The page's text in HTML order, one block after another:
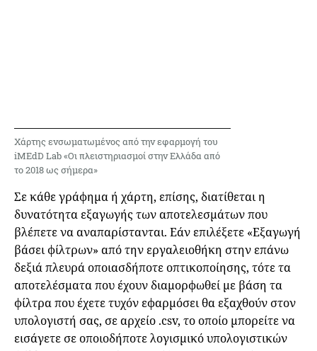
Χάρτης ενσωματωμένος από την εφαρμογή του
iMEdD Lab «Oι πλειστηριασμοί στην Ελλάδα από
το 2018 ως σήμερα»
Σε κάθε γράφημα ή χάρτη, επίσης, διατίθεται η
δυνατότητα εξαγωγής των αποτελεσμάτων που
βλέπετε να αναπαρίστανται. Εάν επιλέξετε «Εξαγωγή
βάσει φίλτρων» από την εργαλειοθήκη στην επάνω
δεξιά πλευρά οποιασδήποτε οπτικοποίησης, τότε τα
αποτελέσματα που έχουν διαμορφωθεί με βάση τα
φίλτρα που έχετε τυχόν εφαρμόσει θα εξαχθούν στον
υπολογιστή σας, σε αρχείο .csv, το οποίο μπορείτε να
εισάγετε σε οποιοδήποτε λογισμικό υπολογιστικών